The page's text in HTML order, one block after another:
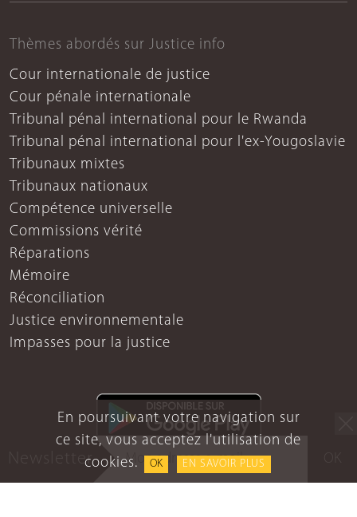
En poursuivant votre navigation sur
ce site, vous acceptez l'utilisation de
cookies.
OK EN SAVOIR PLUS
Thèmes abordés sur Justice info
Cour internationale de justice
Cour pénale internationale
Tribunal pénal international pour le Rwanda
Tribunal pénal international pour l'ex-Yougoslavie
Tribunaux mixtes
Tribunaux nationaux
Compétence universelle
Commissions vérité
Réparations
Mémoire
Réconciliation
Justice environnementale
Impasses pour la justice
Mentions légales
Newsletter